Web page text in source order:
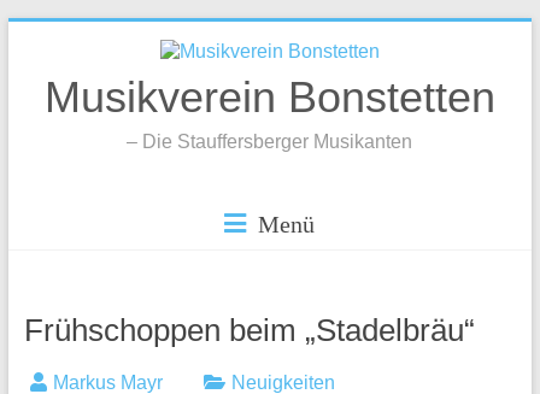
springenMusikverein Bonstetten
– Die Stauffersberger Musikanten
Menü
Frühschoppen beim „Stadelbräu“
Markus Mayr Neuigkeiten